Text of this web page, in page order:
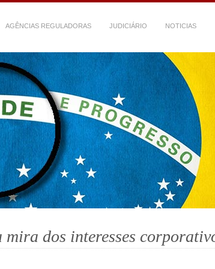
AGÊNCIAS REGULADORAS JUDICIÁRIO NOTICIAS
mira dos interesses